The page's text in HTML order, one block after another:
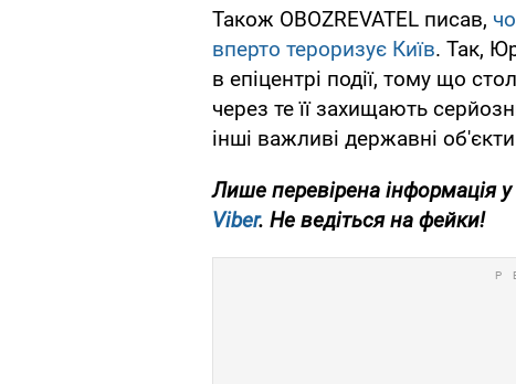
Також OBOZREVATEL писав,
вперто тероризує Київ. Так,
в епіцентрі події, тому що
через те її захищають
інші важливі державні
Лише перевірена інформація
Viber. Не ведіться на фейки!